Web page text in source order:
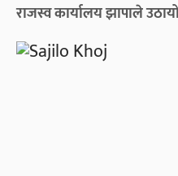
राजस्व कार्यालय झापाले